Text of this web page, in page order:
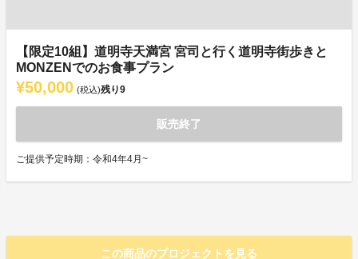
【限定10組】道明寺天満宮 宮司と行く道明寺街歩きと
MONZENでのお食事プラン
¥50,000 (税込)残り9
販売終了
ご提供予定時期：令和4年4月~
この商品のプロジェクトを見る